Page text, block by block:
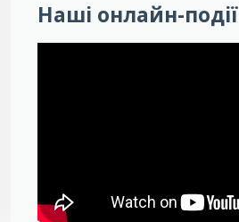
Наші онлайн-події